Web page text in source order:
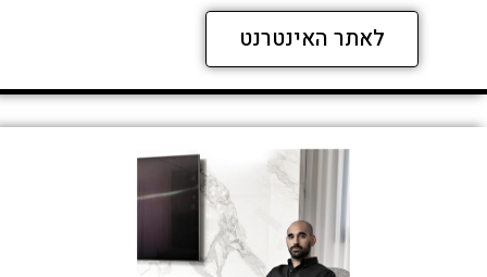
לאתר האינטרנט